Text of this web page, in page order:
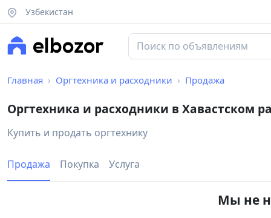
Узбекистан
Главная Оргтехника и расходники Продажа
Оргтехника и расходники в Хавастском
Купить и продать оргтехнику
Продажа Покупка Услуга
Мы не